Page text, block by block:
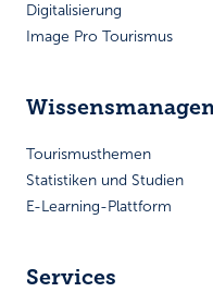
Digitalisierung
Image Pro Tourismus
Tourismusthemen
Statistiken und Studien
E-Learning-Plattform
Services